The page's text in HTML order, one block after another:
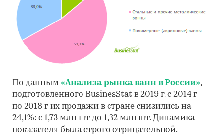
По данным «Анализа рынка ванн в России»,
подготовленного BusinesStat в 2019 г, c 2014 г
по 2018 г их продажи в стране снизились на
24,1%: с 1,73 млн шт до 1,32 млн шт. Динамика
показателя была строго отрицательной.